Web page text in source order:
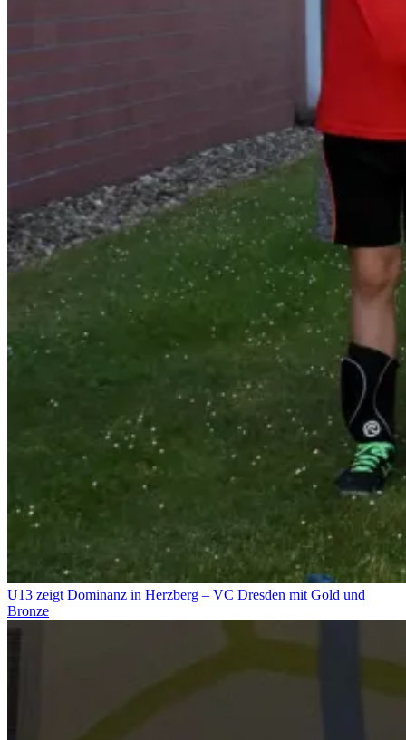
U13 zeigt Dominanz in Herzberg – VC Dresden mit Gold und
Bronze